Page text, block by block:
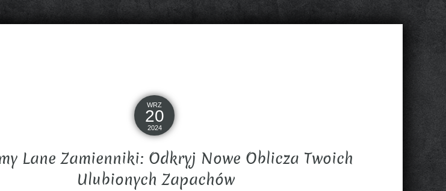
WRZ
20
2024
Lane Zamienniki: Odkryj Nowe Oblicza Twoich
Ulubionych Zapachów